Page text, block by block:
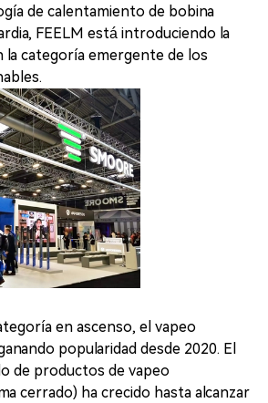
de calentamiento de bobina
FEELM está introduciendo la
la categoría emergente de los
en ascenso, el vapeo
popularidad desde 2020. El
de productos de vapeo
cerrado) ha crecido hasta alcanzar